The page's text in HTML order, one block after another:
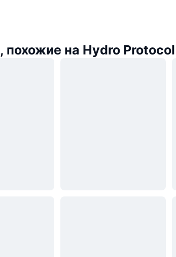
на Hydro Protocol